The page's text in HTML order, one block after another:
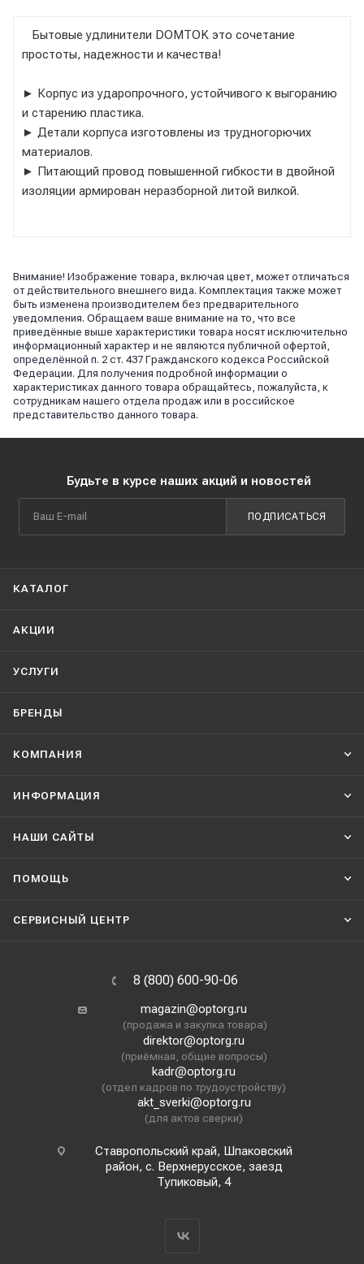
Бытовые удлинители DOMTOK это сочетание
простоты, надежности и качества!
► Корпус из ударопрочного, устойчивого к выгоранию
и старению пластика.
► Детали корпуса изготовлены из трудногорючих
материалов.
► Питающий провод повышенной гибкости в двойной
изоляции армирован неразборной литой вилкой.
Внимание! Изображение товара, включая цвет, может отличаться
от действительного внешнего вида. Комплектация также может
быть изменена производителем без предварительного
уведомления. Обращаем ваше внимание на то, что все
приведённые выше характеристики товара носят исключительно
информационный характер и не являются публичной офертой,
определённой п. 2 ст. 437 Гражданского кодекса Российской
Федерации. Для получения подробной информации о
характеристиках данного товара обращайтесь, пожалуйста, к
сотрудникам нашего отдела продаж или в российское
представительство данного товара.
Будьте в курсе наших акций и новостей
ПОДПИСАТЬСЯ
КАТАЛОГ
АКЦИИ
УСЛУГИ
БРЕНДЫ
КОМПАНИЯ
ИНФОРМАЦИЯ
НАШИ CАЙТЫ
ПОМОЩЬ
СЕРВИСНЫЙ ЦЕНТР
8 (800) 600-90-06
magazin@optorg.ru
(продажа и закупка товара)
direktor@optorg.ru
(приёмная, общие вопросы)
kadr@optorg.ru
(отдел кадров по трудоустройству)
akt_sverki@optorg.ru
(для актов сверки)
Ставропольский край, Шпаковский
район, с. Верхнерусское, заезд
Тупиковый, 4